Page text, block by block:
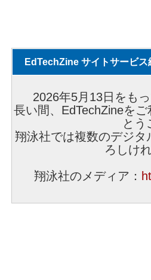
EdTechZine サイトサービス
2026年5月13日をも
長い間、EdTechZineを
とう
翔泳社では複数のデジ
ろしけ
翔泳社のメディア：